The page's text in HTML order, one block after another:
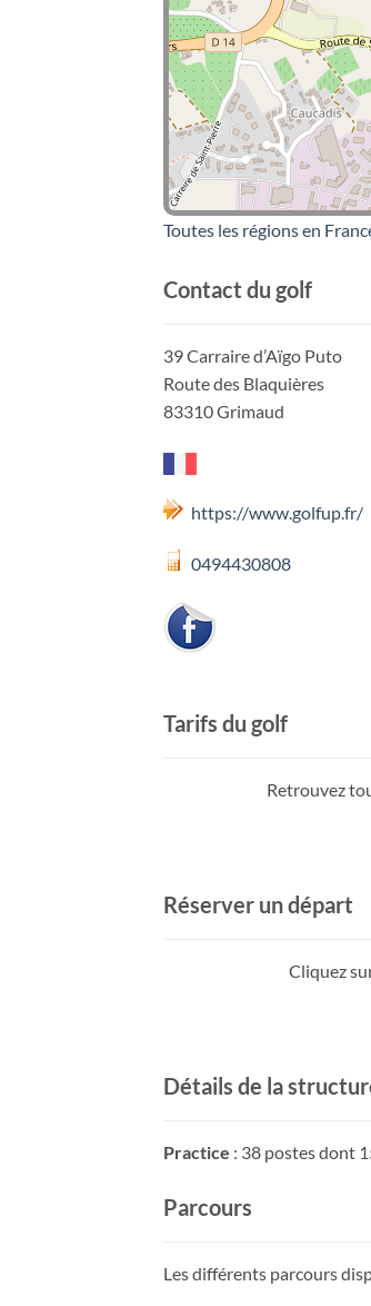
Toutes les régions en
Contact du golf
39 Carraire d’Aïgo Puto
Route des Blaquières
83310 Grimaud
https://www.golfup.fr/
0494430808
Tarifs du golf
Retrouvez
Réserver un départ
Cliquez
Détails de la
Practice : 38 postes dont
Parcours
Les différents parcours